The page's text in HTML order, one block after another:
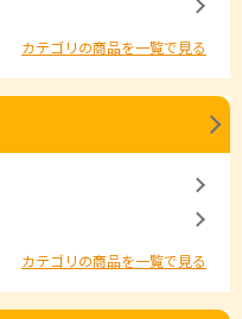
カテゴリの商品を一覧で見る
カテゴリの商品を一覧で見る